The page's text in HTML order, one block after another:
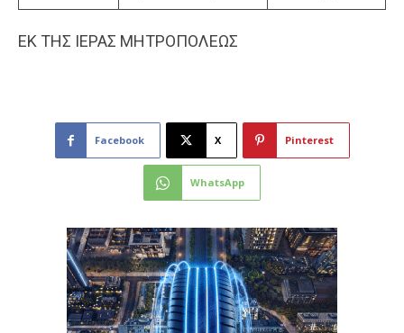
ΕΚ ΤΗΣ ΙΕΡΑΣ ΜΗΤΡΟΠΟΛΕΩΣ
Facebook X Pinterest
WhatsApp